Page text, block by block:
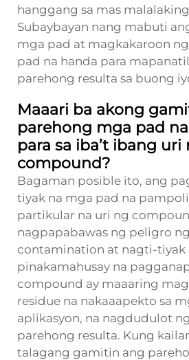
hanggang sa mas
Subaybayan nang mabuti
mga pad at magkakaroon
pad na handa para
parehong resulta sa buong
Maaari ba akong
parehong mga pad
para sa iba’t ibang uri
compound?
Bagaman posible ito, ang
tiyak na mga pad na
partikular na uri ng
nagpapabawas ng peligro
contamination at nagti-tiyak
pinakamahusay na
compound ay maaaring
residue na nakaaapekto sa
aplikasyon, na nagdudulot
parehong resulta. Kung
talagang gamitin ang